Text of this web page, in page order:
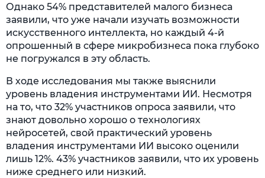
Однако 54% представителей малого бизнеса
заявили, что уже начали изучать возможности
искусственного интеллекта, но каждый 4-й
опрошенный в сфере микробизнеса пока глубоко
не погружался в эту область.
В ходе исследования мы также выяснили
уровень владения инструментами ИИ. Несмотря
на то, что 32% участников опроса заявили, что
знают довольно хорошо о технологиях
нейросетей, свой практический уровень
владения инструментами ИИ высоко оценили
лишь 12%. 43% участников заявили, что их уровень
ниже среднего или низкий.